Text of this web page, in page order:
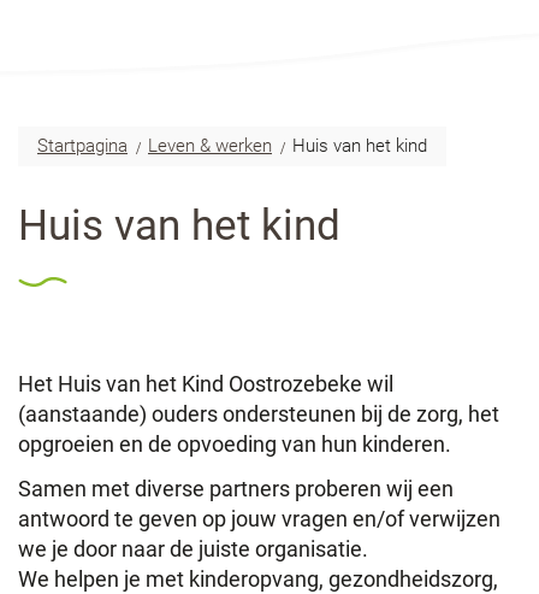
Startpagina Leven & werken Huis van het kind
Huis van het kind
Het Huis van het Kind Oostrozebeke wil
(aanstaande) ouders ondersteunen bij de zorg, het
opgroeien en de opvoeding van hun kinderen.
Samen met diverse partners proberen wij een
antwoord te geven op jouw vragen en/of verwijzen
we je door naar de juiste organisatie.
We helpen je met kinderopvang, gezondheidszorg,